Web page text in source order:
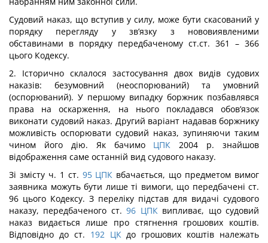
Судовий наказ, що вступив у силу, може бути скасований у
порядку перегляду у зв’язку з нововиявленими
обставинами в порядку передбаченому ст.ст. 361 – 366
цього Кодексу.
2. Історично склалося застосування двох видів судових
наказів: безумовний (неоспорюваний) та умовний
(оспорюваний). У першому випадку боржник позбавлявся
права на оскарження, на нього покладався обов’язок
виконати судовий наказ. Другий варіант надавав боржнику
можливість оспорювати судовий наказ, зупиняючи таким
чином його дію. Як бачимо
ЦПК 2004 р. знайшов
відображення саме останній вид судового наказу.
Зі змісту ч. 1 ст. 95 ЦПК вбачається, що предметом вимог
заявника можуть бути лише ті вимоги, що передбачені ст.
96 цього Кодексу. З переліку підстав для видачі судового
наказу, передбаченого ст. 96 ЦПКвипливає, що судовий
наказ видається лише про стягнення грошових коштів.
Відповідно до ст. 192 ЦКдо грошових коштів належать